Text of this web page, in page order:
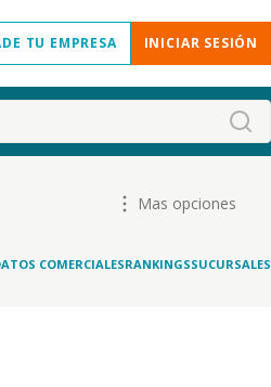
TU EMPRESA INICIAR SESIÓN
Mas opciones
COMERCIALESRANKINGSSUCURSALES